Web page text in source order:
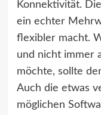
Konnektivität.
ein echter
flexibler macht.
und nicht immer
möchte, sollte
Auch die etwas
möglichen